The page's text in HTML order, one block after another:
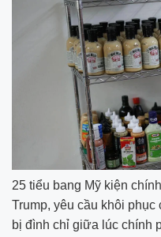
25 tiểu bang Mỹ kiện
Trump, yêu cầu khôi
bị đình chỉ giữa lúc chính